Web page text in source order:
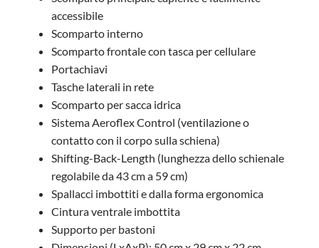
accessibile
Scomparto interno
Scomparto frontale con tasca per cellulare
Portachiavi
Tasche laterali in rete
Scomparto per sacca idrica
Sistema Aeroflex Control (ventilazione o
contatto con il corpo sulla schiena)
Shifting-Back-Length (lunghezza dello schienale
regolabile da 43 cm a 59 cm)
Spallacci imbottiti e dalla forma ergonomica
Cintura ventrale imbottita
Supporto per bastoni